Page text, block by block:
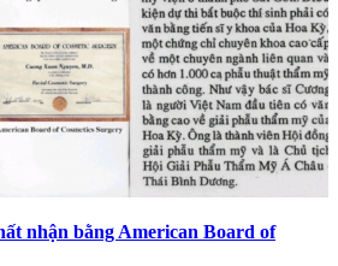
nhận bằng American Board of